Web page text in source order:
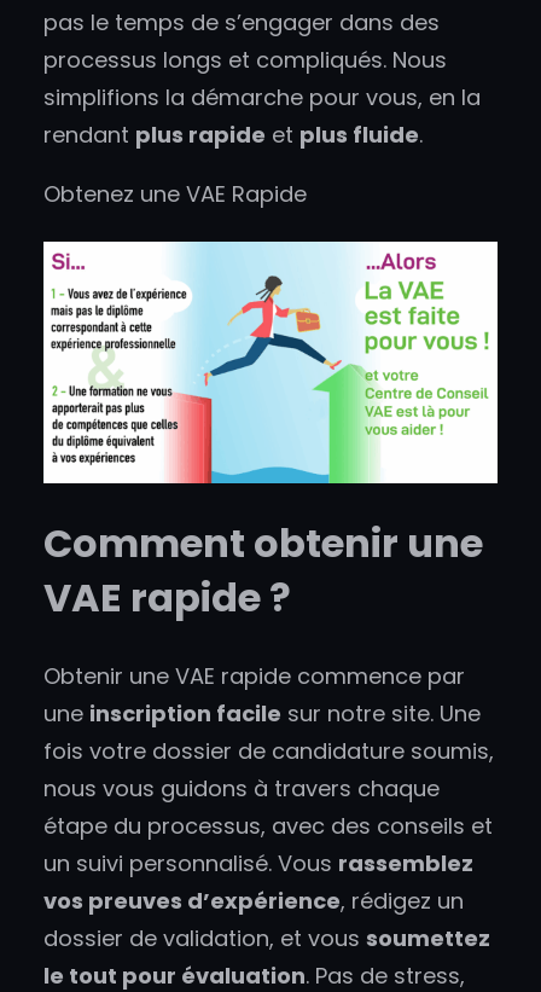
pas le temps de s’engager dans des
processus longs et compliqués. Nous
simplifions la démarche pour vous, en la
rendant plus rapide et plus fluide.
Obtenez une VAE Rapide
Comment obtenir une
VAE rapide ?
Obtenir une VAE rapide commence par
une inscription facile sur notre site. Une
fois votre dossier de candidature soumis,
nous vous guidons à travers chaque
étape du processus, avec des conseils et
un suivi personnalisé. Vous rassemblez
vos preuves d’expérience, rédigez un
dossier de validation, et vous soumettez
le tout pour évaluation. Pas de stress,